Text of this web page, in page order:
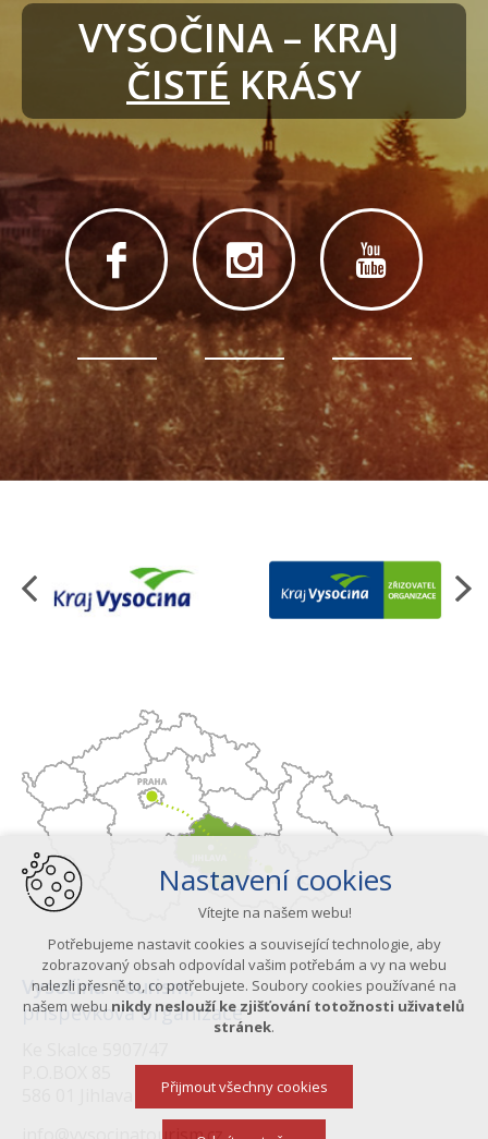
VYSOČINA – KRAJ
ČISTÉ KRÁSY
Vysočina Tourism,
příspěvková organizace
Nastavení cookies
Vítejte na našem webu!
Potřebujeme nastavit cookies a související technologie, aby
zobrazovaný obsah odpovídal vašim potřebám a vy na webu
nalezli přesně to, co potřebujete. Soubory cookies používané na
našem webu nikdy neslouží ke zjišťování totožnosti uživatelů
stránek.
Přijmout všechny cookies